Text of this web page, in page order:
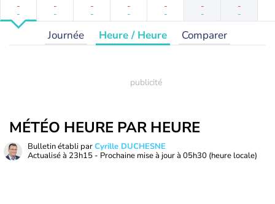
-
-
-
-
-
-
-
-
-
-
-
-
-
-
Journée Heure / Heure Comparer
MÉTÉO HEURE PAR HEURE
Bulletin établi parCyrille DUCHESNE
Actualisé à 23h15 - Prochaine mise à jour à 05h30 (heure locale)